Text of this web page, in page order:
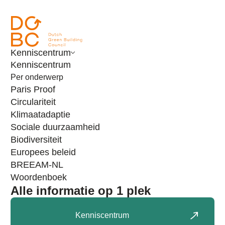
Kenniscentrum
Kenniscentrum
Per onderwerp
Paris Proof
Circulariteit
Klimaatadaptie
Sociale duurzaamheid
Biodiversiteit
Europees beleid
BREEAM-NL
Woordenboek
Alle informatie op 1 plek
Kenniscentrum
Nieuws